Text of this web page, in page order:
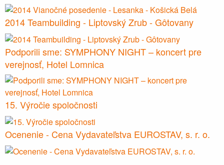
2014 Teambuilding - Liptovský Zrub - Gôtovany
Podporili sme: SYMPHONY NIGHT – koncert pre
verejnosť, Hotel Lomnica
15. Výročie spoločnosti
Ocenenie - Cena Vydavateľstva EUROSTAV, s. r. o.